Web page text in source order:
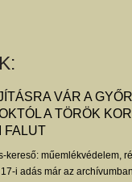
VÁR A
A TÖRÖK
FALUT
kereső: műemlékvédelem,
i adás már az